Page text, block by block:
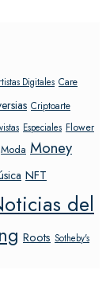
Digitales Care
Criptoarte
Especiales Flower
Moda Money
NFT
del
Roots Sotheby's